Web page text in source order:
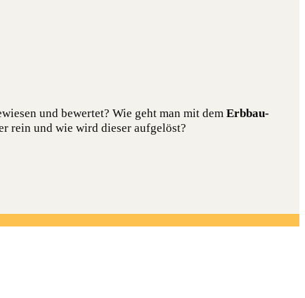
und bewer­tet? Wie geht man mit dem Erb­bau­
rein und wie wird die­ser aufgelöst?